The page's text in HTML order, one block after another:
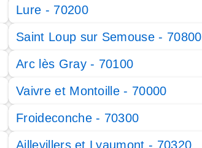
Lure - 70200
Saint Loup sur Semouse - 70800
Arc lès Gray - 70100
Vaivre et Montoille - 70000
Froideconche - 70300
Aillevillers et Lyaumont - 70320